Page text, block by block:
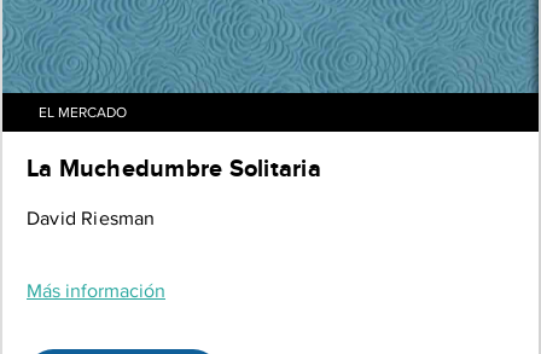
EL MERCADO
La Muchedumbre Solitaria
David Riesman
Más información